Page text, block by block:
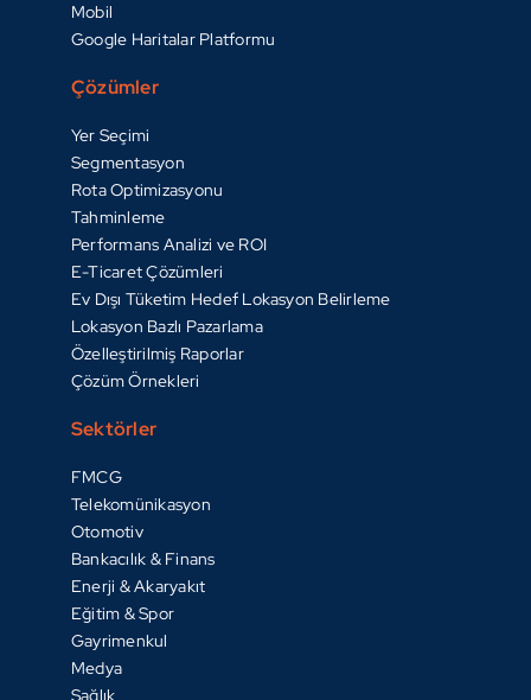
Mobil
Google Haritalar Platformu
Çözümler
Yer Seçimi
Segmentasyon
Rota Optimizasyonu
Tahminleme
Performans Analizi ve ROI
E-Ticaret Çözümleri
Ev Dışı Tüketim Hedef Lokasyon Belirleme
Lokasyon Bazlı Pazarlama
Özelleştirilmiş Raporlar
Çözüm Örnekleri
Sektörler
FMCG
Telekomünikasyon
Otomotiv
Bankacılık & Finans
Enerji & Akaryakıt
Eğitim & Spor
Gayrimenkul
Medya
Sağlık